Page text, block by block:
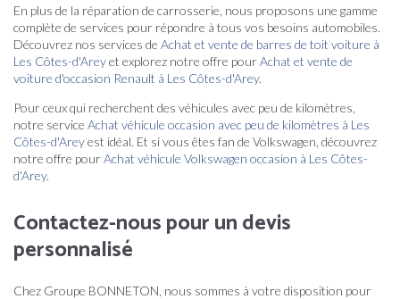
En plus de la réparation de carrosserie, nous proposons une gamme
complète de services pour répondre à tous vos besoins automobiles.
Découvrez nos services de Achat et vente de barres de toit voiture à
Les Côtes-d'Areyet explorez notre offre pourAchat et vente de
voiture d'occasion Renault à Les Côtes-d'Arey.
Pour ceux qui recherchent des véhicules avec peu de kilomètres,
notre service Achat véhicule occasion avec peu de kilomètres à Les
Côtes-d'Areyest idéal. Et si vous êtes fan de Volkswagen, découvrez
notre offre pourAchat véhicule Volkswagen occasion à Les Côtes-
d'Arey.
Contactez-nous pour un devis
personnalisé
Chez Groupe BONNETON, nous sommes à votre disposition pour